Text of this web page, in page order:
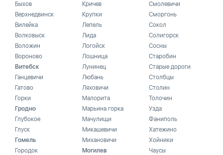
Быхов
Верхнедвинск
Вилейка
Волковыск
Воложин
Вороново
Витебск
Ганцевичи
Гатово
Горки
Гродно
Глубокое
Глуск
Гомель
Городок
Кричев
Крупки
Лепель
Лида
Логойск
Лошница
Лунинец
Любань
Ляховичи
Малорита
Марьина горка
Мачулищи
Микашевичи
Михановичи
Могилев
Смолевичи
Сморгонь
Сокол
Солигорск
Сосны
Старобин
Старые дороги
Столбцы
Столин
Толочин
Узда
Фаниполь
Хатежино
Хойники
Чаусы